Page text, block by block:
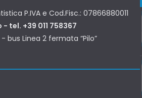
P.IVA e Cod.Fisc.: 07866880011
tel. +39 011 758367
bus Linea 2 fermata “Pilo”